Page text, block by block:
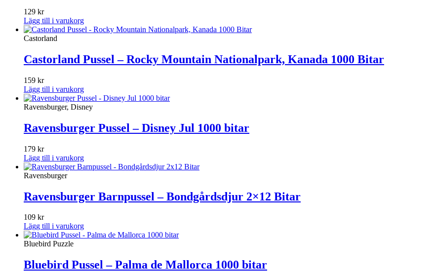
129 kr
Lägg till i varukorg
Castorland
Castorland Pussel – Rocky Mountain Nationalpark, Kanada 1000 Bitar
159 kr
Lägg till i varukorg
Ravensburger, Disney
Ravensburger Pussel – Disney Jul 1000 bitar
179 kr
Lägg till i varukorg
Ravensburger
Ravensburger Barnpussel – Bondgårdsdjur 2×12 Bitar
109 kr
Lägg till i varukorg
Bluebird Puzzle
Bluebird Pussel – Palma de Mallorca 1000 bitar